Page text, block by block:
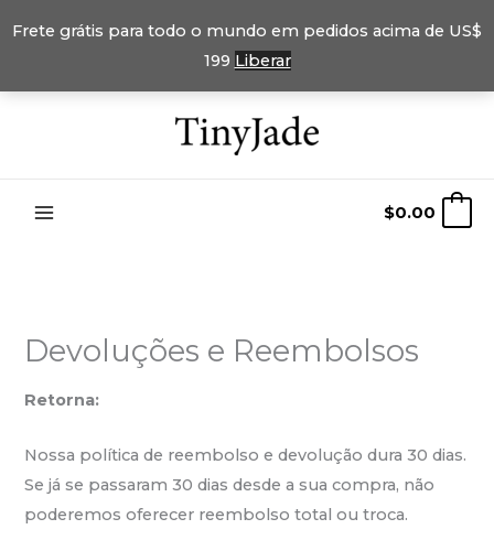
Frete grátis para todo o mundo em pedidos acima de US$
199 Liberar
$0.00
Devoluções e Reembolsos
Retorna:
Nossa política de reembolso e devolução dura 30 dias.
Se já se passaram 30 dias desde a sua compra, não
poderemos oferecer reembolso total ou troca.